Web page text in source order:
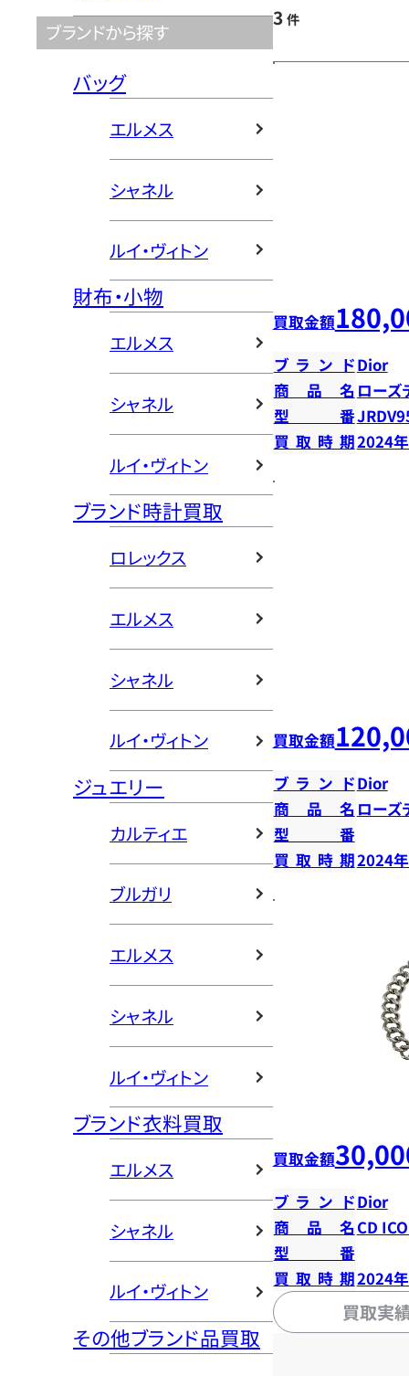
ブランドから探す
バッグ
エルメス
シャネル
ルイ・ヴィトン
財布・小物
エルメス
シャネル
ルイ・ヴィトン
ブランド時計買取
ロレックス
エルメス
シャネル
ルイ・ヴィトン
ジュエリー
カルティエ
ブルガリ
エルメス
シャネル
ルイ・ヴィトン
ブランド衣料買取
エルメス
シャネル
ルイ・ヴィトン
その他ブランド品買取
3 件
買取金額
ブランドDior
商品名 ロー
型番
買取時期2024
買取金額
ブランドDior
商品名 ローズ
型番
買取時期2024
買取金額
ブランドDior
商品名 CD
型番
買取時期2024
買取実